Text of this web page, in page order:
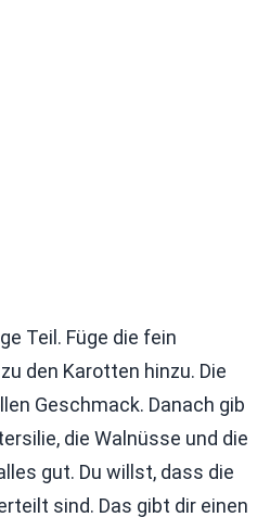
Teil. Füge die fein
den Karotten hinzu. Die
Geschmack. Danach gib
die Walnüsse und die
gut. Du willst, dass die
sind. Das gibt dir einen